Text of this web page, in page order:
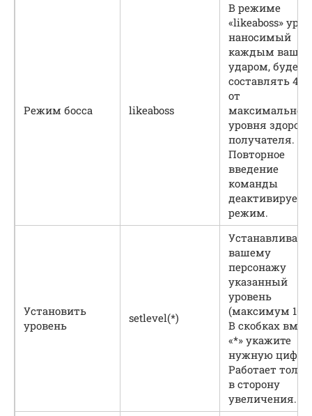
Режим босса likeaboss
В режиме
«likeaboss»
наносимый
каждым
ударом, будет
составлять 40%
от
уровня
получателя.
Повторное
введение
команды
деактивирует
режим.
Установить
уровень
setlevel(*)
Устанавливает
вашему
персонажу
указанный
уровень
(максимум
В скобках
«*» укажите
нужную цифру.
Работает
в сторону
увеличения.